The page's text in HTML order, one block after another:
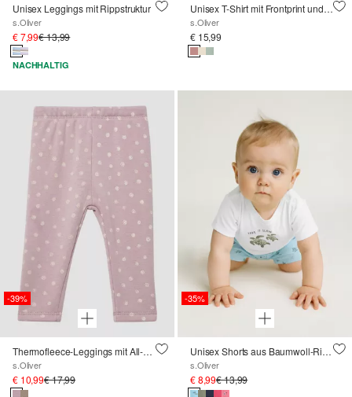
Unisex Leggings mit Rippstruktur
s.Oliver
€ 7,99€ 13,99
NACHHALTIG
Unisex T-Shirt mit Frontprint und Applikation
s.Oliver
€ 15,99
-39%
Thermofleece-Leggings mit All-over-Print
s.Oliver
€ 10,99€ 17,99
-35%
Unisex Shorts aus Baumwoll-Rippware
s.Oliver
€ 8,99€ 13,99